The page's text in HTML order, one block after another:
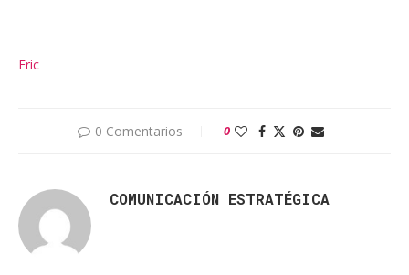
Eric
0 Comentarios 0
COMUNICACIÓN ESTRATÉGICA